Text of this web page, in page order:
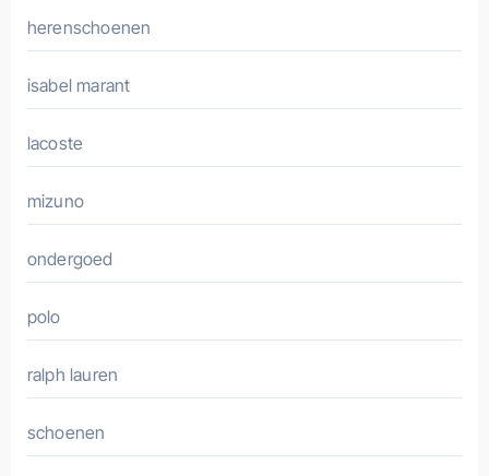
herenschoenen
isabel marant
lacoste
mizuno
ondergoed
polo
ralph lauren
schoenen